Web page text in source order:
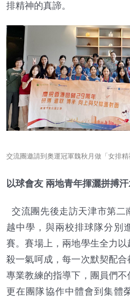
排精神的真諦。
交流團邀請到奧運冠軍魏秋月做「女排精
以球會友 兩地青年揮灑拼搏
交流團先後走訪天津市第二
越中學，與兩校排球隊分別
賽。賽場上，兩地學生全力
殺一氣呵成，每一次默契配
專業教練的指導下，團員們不
更在團隊協作中體會到集體